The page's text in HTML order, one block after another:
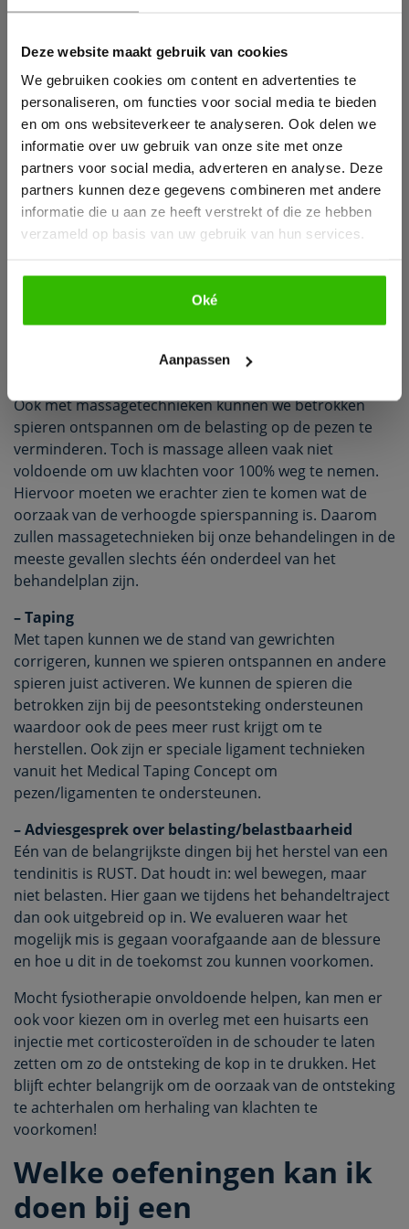
Deze website maakt gebruik van cookies
We gebruiken cookies om content en advertenties te
personaliseren, om functies voor social media te bieden
en om ons websiteverkeer te analyseren. Ook delen we
informatie over uw gebruik van onze site met onze
partners voor social media, adverteren en analyse. Deze
partners kunnen deze gegevens combineren met andere
informatie die u aan ze heeft verstrekt of die ze hebben
verzameld op basis van uw gebruik van hun services.
Oké
Aanpassen
– Dry needling/triggerpoint therapie
Wanneer er te veel spierspanning op de spier van de
ontstoken pees zit, kan dit de ontsteking in gang
houden. Door deze spierknopen metdry needling of
manueletriggerpointtherapie te behandelen, ontspant
de spier en wordt de pees minder belast. De pees krijgt
zo beter de kans om te herstellen. Bijdry needling
therapie prikken we ter hoogte van de spierknopen
met een dunne, droge naald in uw spier om zo de
triggerpointtherapiepassen we manuele
druktechnieken toe op de spierknopen om zo de
afvalstoffen uit de spierknopen naar een beter
Ook met massagetechnieken kunnen we betrokken
spieren ontspannen om de belasting op de pezen te
verminderen. Toch is massage alleen vaak niet
voldoende om uw klachten voor 100% weg te nemen.
Hiervoor moeten we erachter zien te komen wat de
oorzaak van de verhoogde spierspanning is. Daarom
zullen massagetechnieken bij onze behandelingen in de
meeste gevallen slechts één onderdeel van het
behandelplan zijn.
– Taping
Met tapen kunnen we de stand van gewrichten
corrigeren, kunnen we spieren ontspannen en andere
spieren juist activeren. We kunnen de spieren die
betrokken zijn bij de peesontsteking ondersteunen
waardoor ook de pees meer rust krijgt om te
herstellen. Ook zijn er speciale ligament technieken
vanuit het Medical Taping Concept om
pezen/ligamenten te ondersteunen.
– Adviesgesprek over belasting/belastbaarheid
Eén van de belangrijkste dingen bij het herstel van een
tendinitis is RUST. Dat houdt in: wel bewegen, maar
niet belasten. Hier gaan we tijdens het behandeltraject
dan ook uitgebreid op in. We evalueren waar het
mogelijk mis is gegaan voorafgaande aan de blessure
en hoe u dit in de toekomst zou kunnen voorkomen.
Mocht fysiotherapie onvoldoende helpen, kan men er
ook voor kiezen om in overleg met een huisarts een
injectie met corticosteroïden in de schouder te laten
zetten om zo de ontsteking de kop in te drukken. Het
blijft echter belangrijk om de oorzaak van de ontsteking
te achterhalen om herhaling van klachten te
voorkomen!
Welke oefeningen kan ik
doen bij een
Download hieronder dan gratis ons e-book!
Bekijk e-book